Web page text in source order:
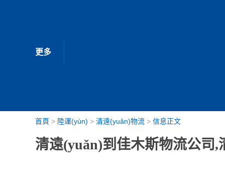
更多
首頁 > 陸運(yùn) > 清遠(yuǎn)物流 > 信息正文
清遠(yuǎn)到佳木斯物流公司